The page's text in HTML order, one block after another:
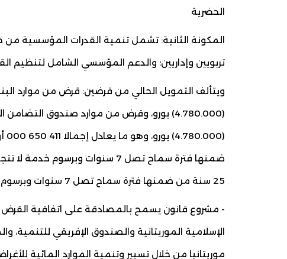
الحضرية
المكونة الثانية: تشمل تنمية القدرات المؤسسية من
تربويين وإداريين؛ والدعم المؤسسي الشامل لتنظيم
ويتألف التمويل الحالي من قرضين: قرض من موارد
(4.780.000) يورو، وقرض من موارد صندوق
25 سنة من ضمنها فترة سماح تصل 7 سنوات وبرسوم خدمة لا تتجاوز 5,0% سنويا.
الإسلامية الموريتانية والصندوق الإفريقي
موريتانيا من خلال تسيير وتنمية الموارد المائية